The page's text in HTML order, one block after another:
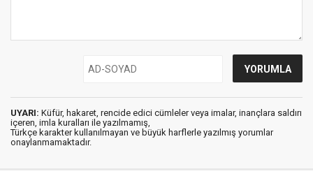
UYARI: Küfür, hakaret, rencide edici cümleler veya imalar, inançlara saldırı
içeren, imla kuralları ile yazılmamış,
Türkçe karakter kullanılmayan ve büyük harflerle yazılmış yorumlar
onaylanmamaktadır.